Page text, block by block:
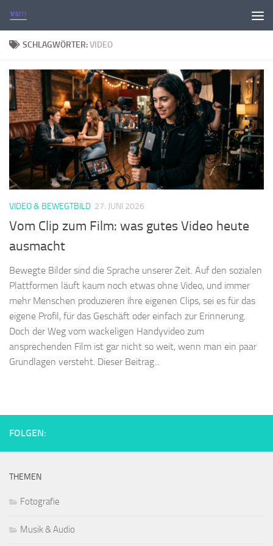
Zum Inhalt springen
SCHLAGWÖRTER:VIDEO
VIDEO & BEWEGTBILD 27. JUNI 2026
Vom Clip zum Film: was gutes Video heute
ausmacht
Bewegte Bilder sind die Sprache unserer Zeit. Auf den sozialen
Plattformen läuft kaum noch etwas ohne Video, und immer
mehr Menschen produzieren ihre eigenen Clips, sei es für das
eigene Profil, für das Geschäft oder einfach zur Erinnerung.
Doch der Weg vom wackeligen Handyvideo zum
ansprechenden Film ist gar nicht so weit, wenn man ein paar
Grundlagen versteht. Dieser Beitrag...
FOLGEN:
THEMEN
Fotografie
Musik & Audio